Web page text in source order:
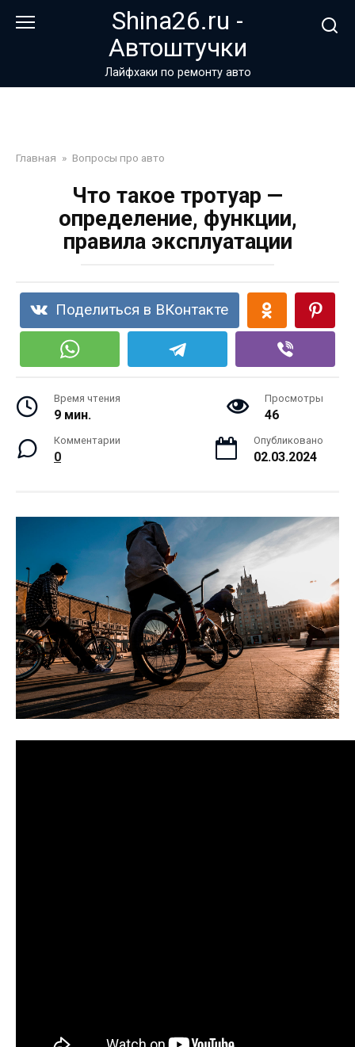
Shina26.ru -
Автоштучки
Лайфхаки по ремонту авто
Главная » Вопросы про авто
Что такое тротуар —
определение, функции,
правила эксплуатации
Поделиться в ВКонтакте
Время чтения
9 мин.
Просмотры
46
Комментарии
0
Опубликовано
02.03.2024